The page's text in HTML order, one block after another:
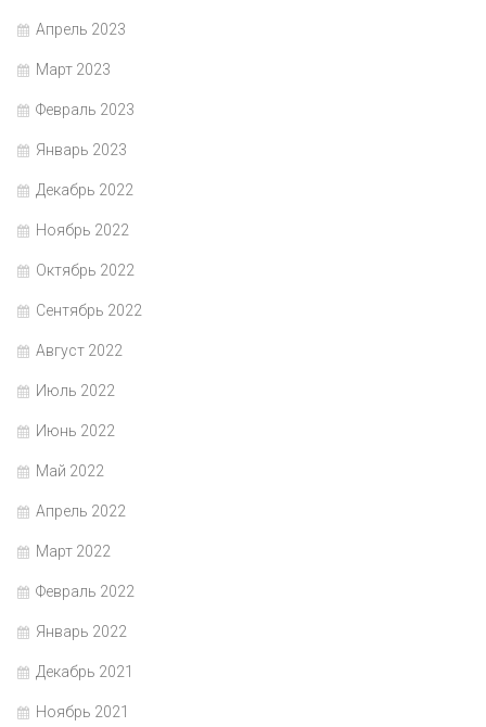
Апрель 2023
Март 2023
Февраль 2023
Январь 2023
Декабрь 2022
Ноябрь 2022
Октябрь 2022
Сентябрь 2022
Август 2022
Июль 2022
Июнь 2022
Май 2022
Апрель 2022
Март 2022
Февраль 2022
Январь 2022
Декабрь 2021
Ноябрь 2021